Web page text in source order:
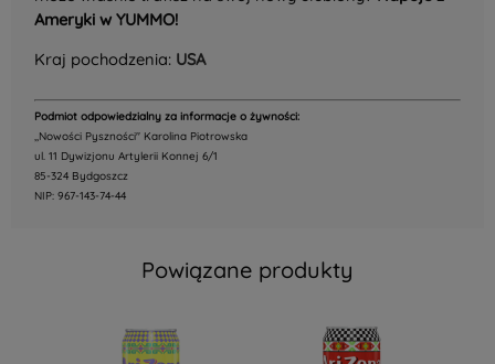
Ameryki w YUMMO!
Kraj pochodzenia: USA
Podmiot odpowiedzialny za informacje o żywności:
,,Nowości Pyszności" Karolina Piotrowska
ul. 11 Dywizjonu Artylerii Konnej 6/1
85-324 Bydgoszcz
NIP: 967-143-74-44
Powiązane produkty